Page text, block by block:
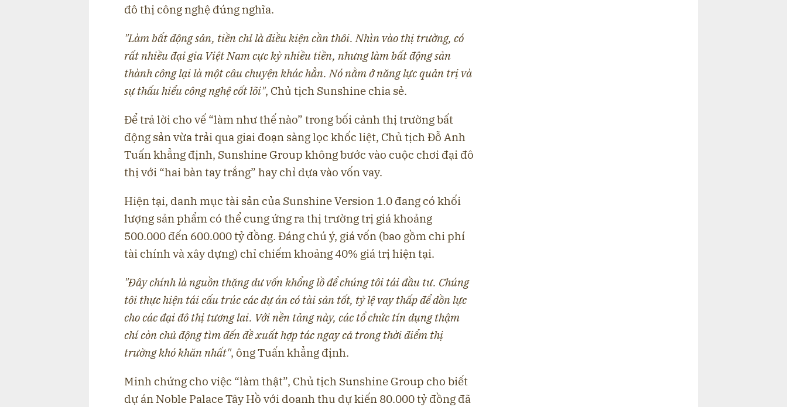
đô thị công nghệ đúng nghĩa.
"Làm bất động sản, tiền chỉ là điều kiện cần thôi. Nhìn vào thị trường, có
rất nhiều đại gia Việt Nam cực kỳ nhiều tiền, nhưng làm bất động sản
thành công lại là một câu chuyện khác hẳn. Nó nằm ở năng lực quản trị và
sự thấu hiểu công nghệ cốt lõi", Chủ tịch Sunshine chia sẻ.
Để trả lời cho vế “làm như thế nào” trong bối cảnh thị trường bất
động sản vừa trải qua giai đoạn sàng lọc khốc liệt, Chủ tịch Đỗ Anh
Tuấn khẳng định, Sunshine Group không bước vào cuộc chơi đại đô
thị với “hai bàn tay trắng” hay chỉ dựa vào vốn vay.
Hiện tại, danh mục tài sản của Sunshine Version 1.0 đang có khối
lượng sản phẩm có thể cung ứng ra thị trường trị giá khoảng
500.000 đến 600.000 tỷ đồng. Đáng chú ý, giá vốn (bao gồm chi phí
tài chính và xây dựng) chỉ chiếm khoảng 40% giá trị hiện tại.
"Đây chính là nguồn thặng dư vốn khổng lồ để chúng tôi tái đầu tư. Chúng
tôi thực hiện tái cấu trúc các dự án có tài sản tốt, tỷ lệ vay thấp để dồn lực
cho các đại đô thị tương lai. Với nền tảng này, các tổ chức tín dụng thậm
chí còn chủ động tìm đến đề xuất hợp tác ngay cả trong thời điểm thị
trường khó khăn nhất", ông Tuấn khẳng định.
Minh chứng cho việc “làm thật”, Chủ tịch Sunshine Group cho biết
dự án Noble Palace Tây Hồ với doanh thu dự kiến 80.000 tỷ đồng đã